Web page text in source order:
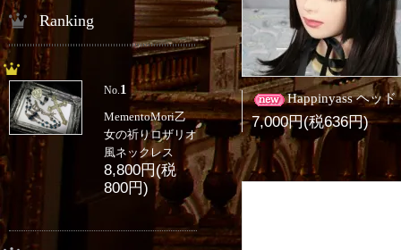
Happinyass ヘッドドレス黒金(チャーム付きタ
7,000円(税636円)
Ranking
No. 1
MementoMori乙
女の祈りロザリオ
風ネックレス
8,800円(税
800円)